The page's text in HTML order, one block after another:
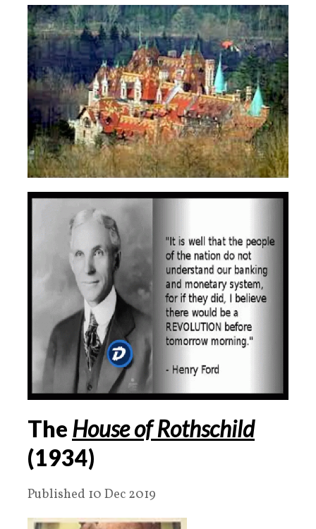
The House of Rothschild
(1934)
Published 10 Dec 2019